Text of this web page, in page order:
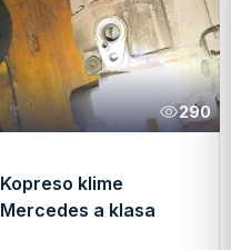
290
Kopreso klime
Mercedes a klasa